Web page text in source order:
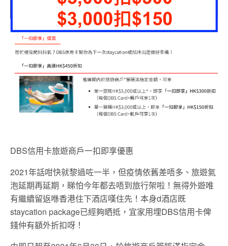
DBS信用卡旅遊商戶一扣即享優惠
2021年話咁快就黎過咗一半，但疫情依舊差唔多、旅遊氣
泡延期再延期，睇怕今年都去唔到旅行架啦！無得外遊唯
有繼續留返喺香港住下酒店嘆住先！本身d酒店既
staycation package已經夠晒抵，宜家用埋DBS信用卡俾
錢仲有額外折扣呀！